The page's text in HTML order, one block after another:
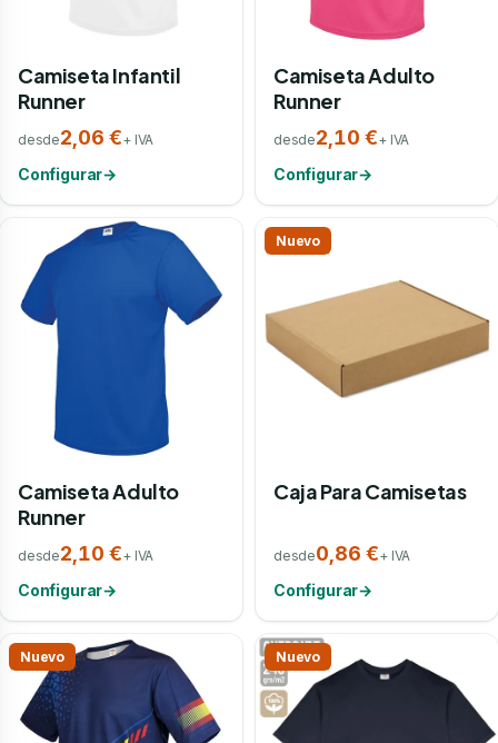
Camiseta Infantil
Runner
desde2,06 €+ IVA
Configurar→
Camiseta Adulto
Runner
desde2,10 €+ IVA
Configurar→
Camiseta Adulto
Runner
desde2,10 €+ IVA
Configurar→
Nuevo
Caja Para Camisetas
desde0,86 €+ IVA
Configurar→
Nuevo Nuevo